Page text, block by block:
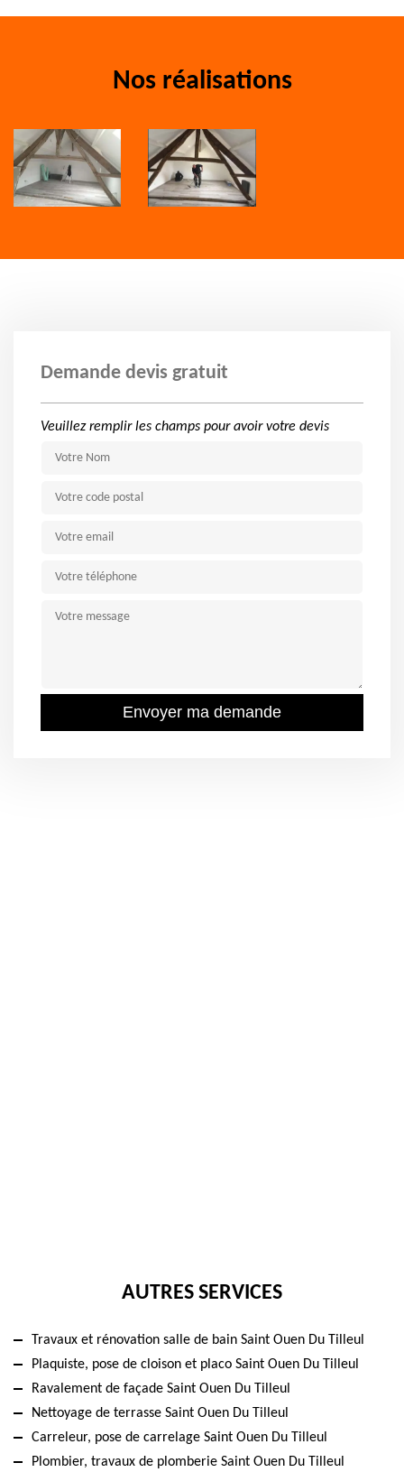
Nos réalisations
Demande devis gratuit
Veuillez remplir les champs pour avoir votre devis
AUTRES SERVICES
Travaux et rénovation salle de bain Saint Ouen Du Tilleul
Plaquiste, pose de cloison et placo Saint Ouen Du Tilleul
Ravalement de façade Saint Ouen Du Tilleul
Nettoyage de terrasse Saint Ouen Du Tilleul
Carreleur, pose de carrelage Saint Ouen Du Tilleul
Plombier, travaux de plomberie Saint Ouen Du Tilleul